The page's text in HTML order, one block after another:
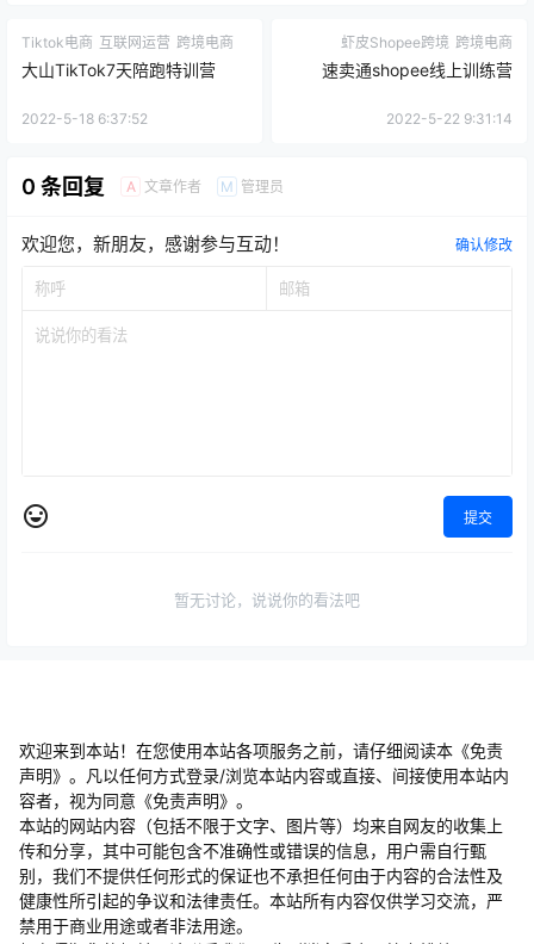
Tiktok电商 互联网运营 跨境电商
大山TikTok7天陪跑特训营
2022-5-18 6:37:52
虾皮Shopee跨境 跨境电商
速卖通shopee线上训练营
2022-5-22 9:31:14
0 条回复 A 文章作者 M 管理员
欢迎您，新朋友，感谢参与互动！ 确认修改
提交
暂无讨论，说说你的看法吧
欢迎来到本站！在您使用本站各项服务之前，请仔细阅读本《免责
声明》。凡以任何方式登录/浏览本站内容或直接、间接使用本站内
容者，视为同意《免责声明》。
本站的网站内容（包括不限于文字、图片等）均来自网友的收集上
传和分享，其中可能包含不准确性或错误的信息，用户需自行甄
别，我们不提供任何形式的保证也不承担任何由于内容的合法性及
健康性所引起的争议和法律责任。本站所有内容仅供学习交流，严
禁用于商业用途或者非法用途。